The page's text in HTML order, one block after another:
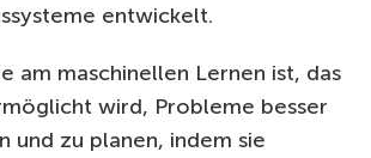
entwickelt.
am maschinellen Lernen ist, das
wird, Probleme besser
und zu planen, indem sie